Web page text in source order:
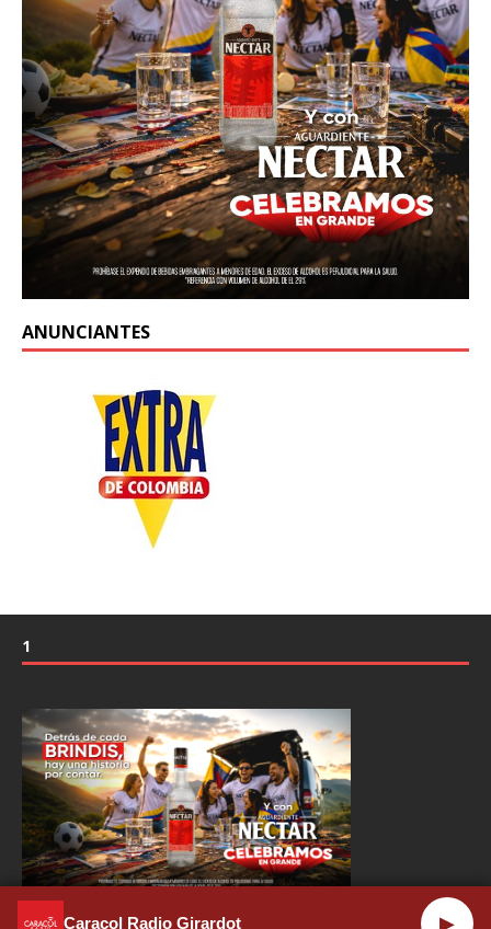
ANUNCIANTES
1
Caracol Radio Girardot ▶